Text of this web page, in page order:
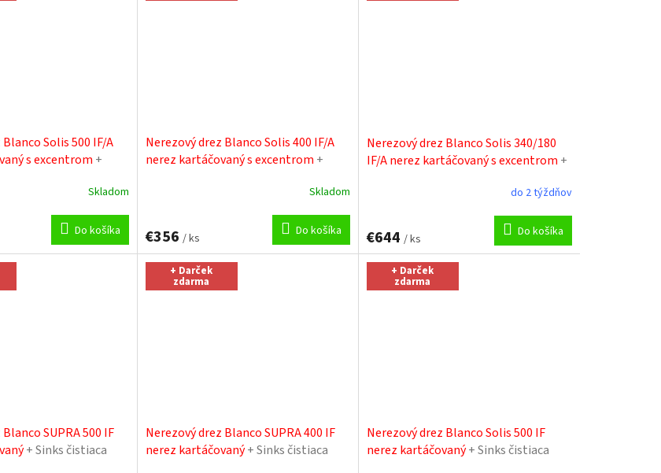
Solis 500 IF/A
s excentrom +
Skladom
Do košíka
Nerezový drez Blanco Solis 400 IF/A
nerez kartáčovaný s excentrom +
Skladom
€356 / ks Do košíka
Nerezový drez Blanco Solis 340/180
IF/A nerez kartáčovaný s excentrom +
do 2 týždňov
€644 / ks Do košíka
SUPRA 500 IF
+ Sinks čistiaca
+ Darček
zdarma
Nerezový drez Blanco SUPRA 400 IF
nerez kartáčovaný+ Sinks čistiaca
+ Darček
zdarma
Nerezový drez Blanco Solis 500 IF
nerez kartáčovaný+ Sinks čistiaca